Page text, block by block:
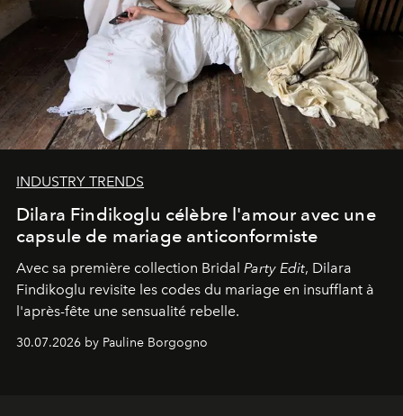
INDUSTRY TRENDS
Dilara Findikoglu célèbre l'amour avec une
capsule de mariage anticonformiste
Avec sa première collection Bridal Party Edit, Dilara
Findikoglu revisite les codes du mariage en insufflant à
l'après-fête une sensualité rebelle.
30.07.2026 by Pauline Borgogno